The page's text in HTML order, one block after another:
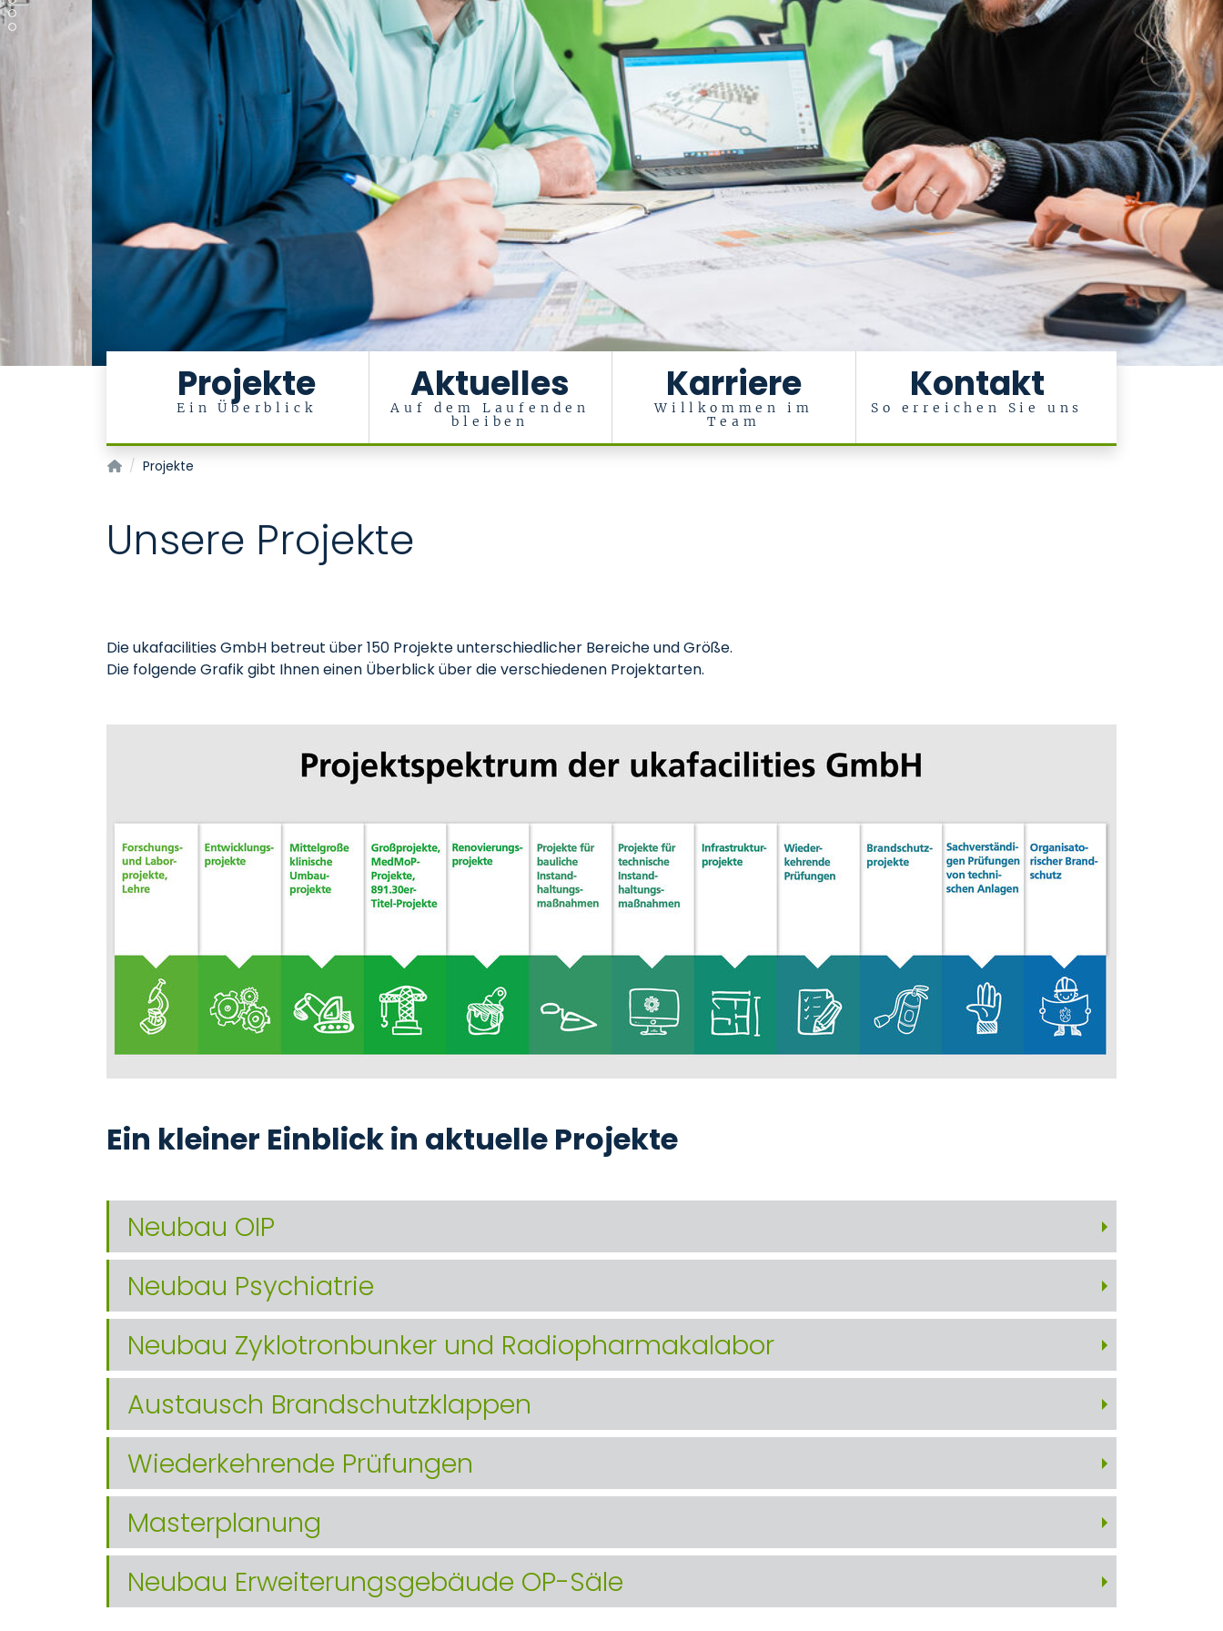
Projekte
Ein Überblick
Aktuelles
Auf dem Laufenden
bleiben
Karriere
Willkommen im
Team
Kontakt
So erreichen Sie uns
ukafacilities
Projekte
Unsere Projekte
Die ukafacilities GmbH betreut über 150 Projekte unterschiedlicher Bereiche und Größe.
Die folgende Grafik gibt Ihnen einen Überblick über die verschiedenen Projektarten.
Ein kleiner Einblick in aktuelle Projekte
Neubau OIP
Neubau Psychiatrie
Neubau Zyklotronbunker und Radiopharmakalabor
Austausch Brandschutzklappen
Wiederkehrende Prüfungen
Masterplanung
Neubau Erweiterungsgebäude OP-Säle